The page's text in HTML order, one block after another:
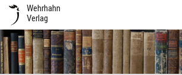
Wehrhahn
Verlag